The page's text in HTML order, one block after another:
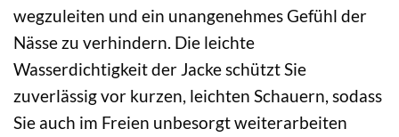
wegzuleiten und ein unangenehmes Gefühl der
Nässe zu verhindern. Die leichte
Wasserdichtigkeit der Jacke schützt Sie
zuverlässig vor kurzen, leichten Schauern, sodass
Sie auch im Freien unbesorgt weiterarbeiten